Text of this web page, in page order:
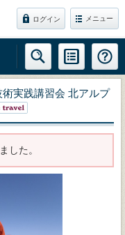
ログイン メニュー
実践講習会 北アルプ
した。